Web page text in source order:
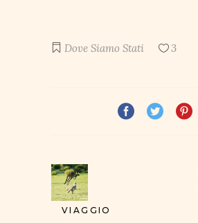
Dove Siamo Stati 3
VIAGGIO